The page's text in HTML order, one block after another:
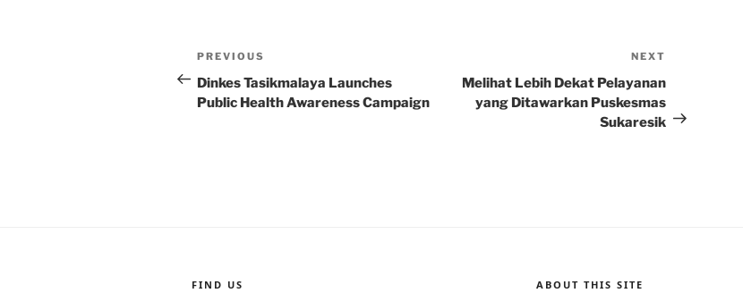
Post
navigation
Previous
Post
PREVIOUS
Dinkes Tasikmalaya Launches
Public Health Awareness Campaign
Post
NEXT
Melihat Lebih Dekat Pelayanan
yang Ditawarkan Puskesmas
Sukaresik
FIND US ABOUT THIS SITE